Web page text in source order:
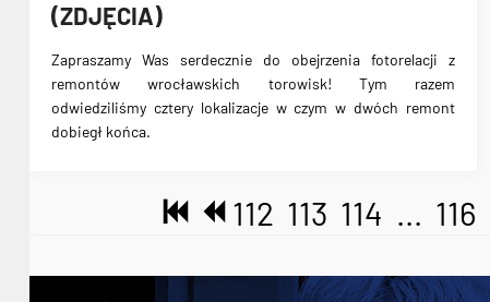
(ZDJĘCIA)
Zapraszamy Was serdecznie do obejrzenia fotorelacji z
remontów wrocławskich torowisk! Tym razem
odwiedziliśmy cztery lokalizacje w czym w dwóch remont
dobiegł końca.
112 113 114 ... 116